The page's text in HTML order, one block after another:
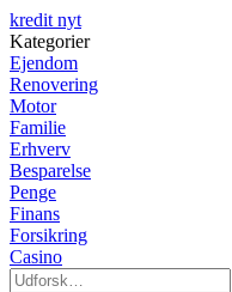
kredit nyt
Kategorier
Ejendom
Renovering
Motor
Familie
Erhverv
Besparelse
Penge
Finans
Forsikring
Casino